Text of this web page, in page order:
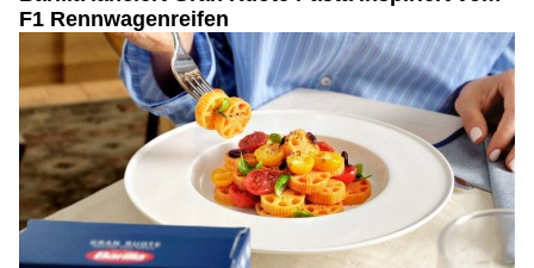
F1 Rennwagenreifen